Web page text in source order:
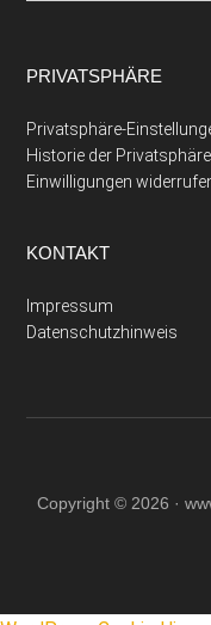
PRIVATSPHÄRE
Privatsphäre-
Historie der
Einwilligungen
KONTAKT
Impressum
Datenschutzhinweis
Copyright © 2026 ·